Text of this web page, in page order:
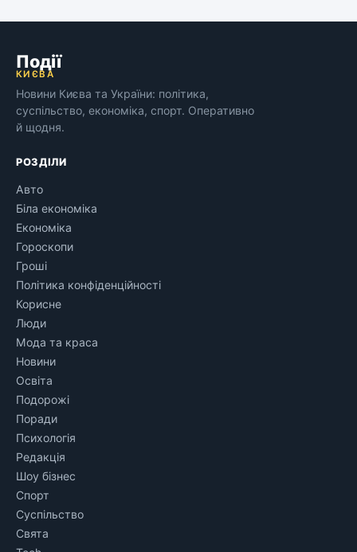
Події
КИЄВА
Новини Києва та України: політика,
суспільство, економіка, спорт. Оперативно
й щодня.
РОЗДІЛИ
Авто
Біла економіка
Економіка
Гороскопи
Гроші
Політика конфіденційності
Корисне
Люди
Мода та краса
Новини
Освіта
Подорожі
Поради
Психологія
Редакція
Шоу бізнес
Спорт
Суспільство
Свята